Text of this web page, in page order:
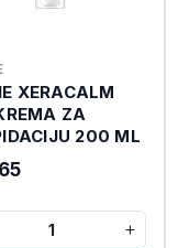
XERACALM
ZA
200 ML
+